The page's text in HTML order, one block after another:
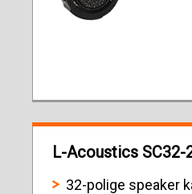
L-Acoustics
32-polige speaker